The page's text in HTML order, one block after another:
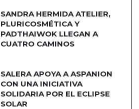
SANDRA HERMIDA ATELIER,
PLURICOSMÉTICA Y
PADTHAIWOK LLEGAN A
CUATRO CAMINOS
SALERA APOYA A ASPANION
CON UNA INICIATIVA
SOLIDARIA POR EL ECLIPSE
SOLAR